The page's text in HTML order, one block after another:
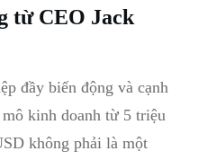
từ CEO Jack
đầy⁤ biến⁤ động và cạnh
kinh‌ doanh từ ‌5 triệu⁢
không ⁢phải là một